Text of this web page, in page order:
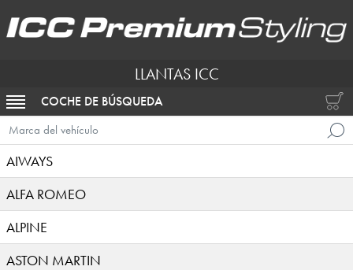
LLANTAS ICC
ACTIVAR NAVEGACIÓN
COCHE DE BÚSQUEDA
Marca del vehículo
AIWAYS
ALFA ROMEO
ALPINE
ASTON MARTIN